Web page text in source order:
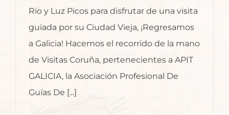
Río y Luz Picos para disfrutar de una visita
guiada por su Ciudad Vieja, ¡Regresamos
a Galicia! Hacemos el recorrido de la mano
de Visitas Coruña, pertenecientes a APIT
GALICIA, la Asociación Profesional De
Guías De [...]